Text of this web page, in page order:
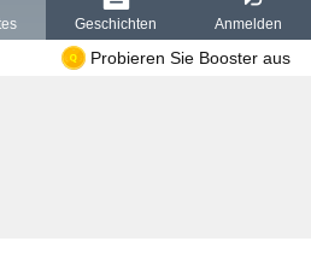
Geschichten Anmelden
Probieren Sie Booster aus